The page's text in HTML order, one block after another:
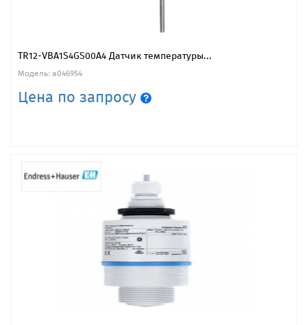
TR12-VBA1S4GS00A4 Датчик температуры...
Модель: a046954
Цена по запросу